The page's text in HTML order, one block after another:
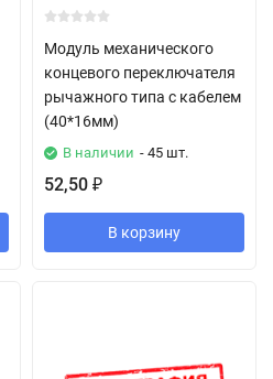
Модуль механического
концевого переключателя
рычажного типа с кабелем
(40*16мм)
В наличии - 45 шт.
52,50 ₽
В корзину